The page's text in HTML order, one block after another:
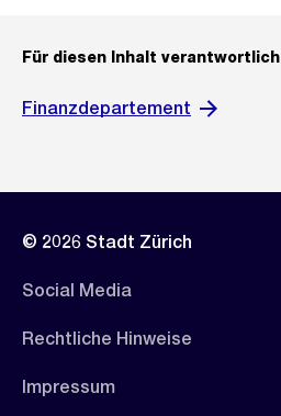
Für diesen Inhalt verantwortlich
Finanzdepartement
© 2026 Stadt Zürich
Social Media
Rechtliche Hinweise
Impressum